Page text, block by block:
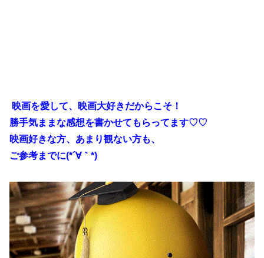
映画を愛して、映画大好きだからこそ！
勝手気ままな感想を書かせてもらってます♡♡
映画好きな方、あまり観ない方も、
ご参考までに(*´∀｀*)